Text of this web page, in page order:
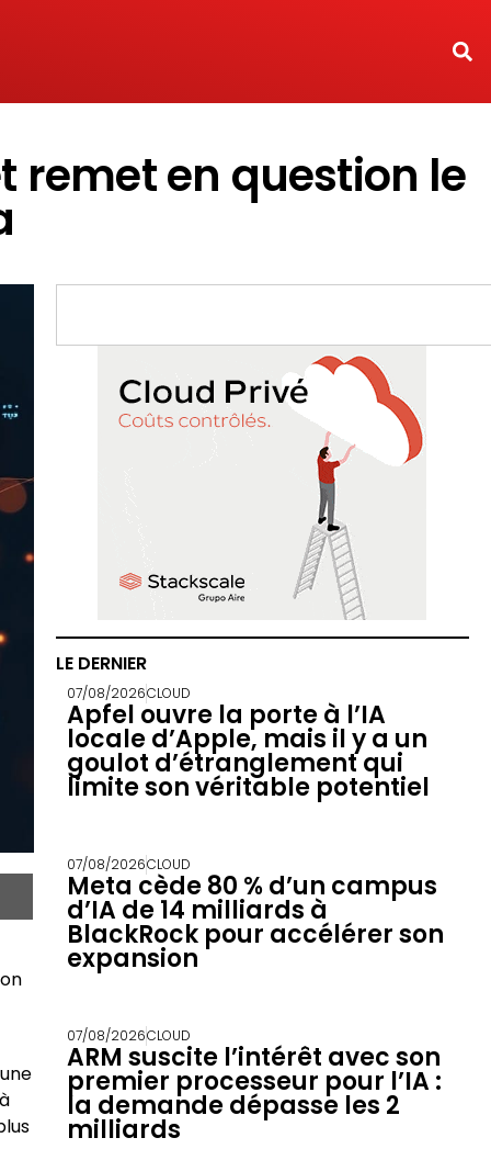
remet en question le
LE DERNIER
07/08/2026CLOUD
Apfel ouvre la porte à l’IA
locale d’Apple, mais il y a un
goulot d’étranglement qui
limite son véritable potentiel
07/08/2026CLOUD
Meta cède 80 % d’un campus
d’IA de 14 milliards à
BlackRock pour accélérer son
expansion
07/08/2026CLOUD
ARM suscite l’intérêt avec son
premier processeur pour l’IA :
la demande dépasse les 2
milliards